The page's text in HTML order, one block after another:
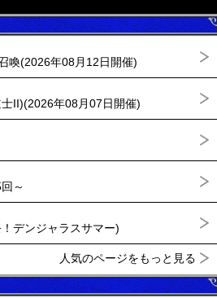
喚(2026年08月12日開催)
II)(2026年08月07日開催)
～
デンジャラスサマー)
人気のページをもっと見る